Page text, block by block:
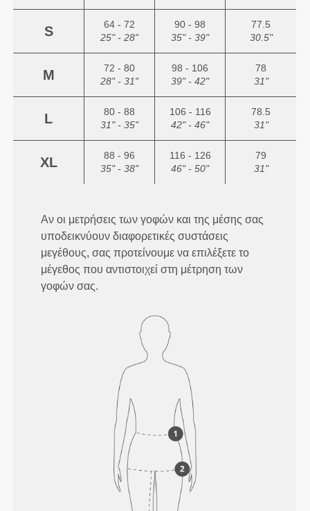
S
64 - 72
25" - 28"
90 - 98
35" - 39"
77.5
30.5"
M
72 - 80
28" - 31"
98 - 106
39" - 42"
78
31"
L
80 - 88
31" - 35"
106 - 116
42" - 46"
78.5
31"
XL
88 - 96
35" - 38"
116 - 126
46" - 50"
79
31"
Αν οι μετρήσεις των γοφών και της μέσης σας
υποδεικνύουν διαφορετικές συστάσεις
μεγέθους, σας προτείνουμε να επιλέξετε το
μέγεθος που αντιστοιχεί στη μέτρηση των
γοφών σας.